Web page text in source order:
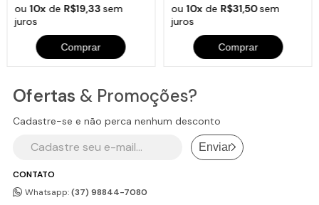
ou10x de R$19,33sem
juros
Comprar
ou10x de R$31,50sem
juros
Comprar
CONTATO
Whatsapp:(37) 98844-7080
Ofertas & Promoções?
Cadastre-se e não perca nenhum desconto
Enviar